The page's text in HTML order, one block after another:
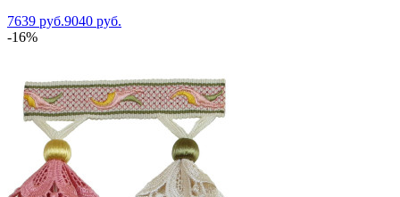
7639 руб.9040 руб.
-16%